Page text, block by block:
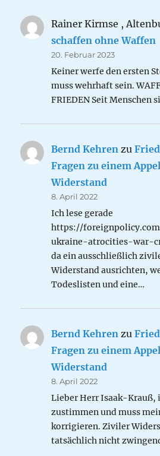
Rainer Kirmse ,
schaffen ohne Waffen
20. Februar 2023
Keiner werfe den ersten
muss wehrhaft sein.
FRIEDEN Seit Menschen
Bernd Kehren zu
Fragen zu einem
Widerstand
8. April 2022
Ich lese gerade
https://
ukraine-atrocities-war-
da ein ausschließlich
Widerstand ausrichten,
Todeslisten und eine…
Bernd Kehren zu
Fragen zu einem
Widerstand
8. April 2022
Lieber Herr Isaak-Krauß,
zustimmen und muss
korrigieren. Ziviler
tatsächlich nicht